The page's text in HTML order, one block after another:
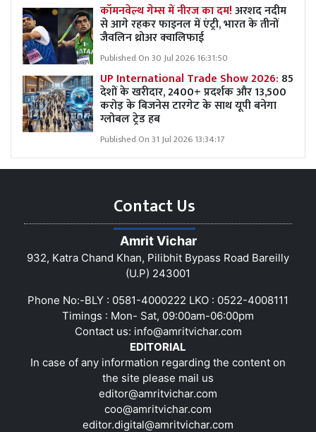
कॉमनवेल्थ गेम्स में नीरज का दम!अरशद नदीम
से आगे रहकर फाइनल में एंट्री, भारत के तीनों
जैवलिन थ्रोअर क्वालिफाई
Published On 30 Jul 2026 16:31:50
UP International Trade Show 2026: 85
देशों के खरीदार, 2400+ प्रदर्शक और 13,500
करोड़ के बिजनेस टारगेट के साथ यूपी बनेगा
ग्लोबल ट्रेड हब
Published On 31 Jul 2026 13:34:17
Contact Us
Amrit Vichar
932, Katra Chand Khan, Pilibhit Bypass Road Bareilly
(U.P) 243001
Phone No:-BLY : 0581-4000222 LKO : 0522-4008111
Timings : Mon- Sat, 09:00am-06:00pm
Contact us: info@amritvichar.com
EDITORIAL
In case of any information regarding the content on
the site please mail us
editor@amritvichar.com
coo@amritvichar.com
editor.digital@amritvichar.com